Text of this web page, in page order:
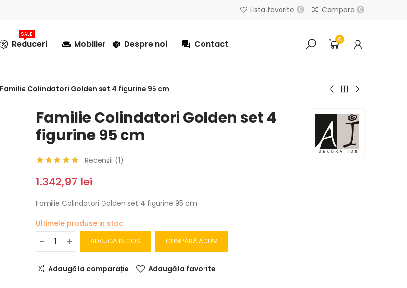
Lista favorite 0 Compara 0
Reduceri
SALE
Mobilier Despre noi Contact 0
Familie Colindatori Golden set 4 figurine 95 cm
Familie Colindatori Golden set 4
figurine 95 cm
Recenzii (1)
1.342,97 lei
Familie Colindatori Golden set 4 figurine 95 cm
Ultimele produse in stoc
ADAUGA IN COS CUMPĂRĂ ACUM
Adaugă la comparație Adaugă la favorite